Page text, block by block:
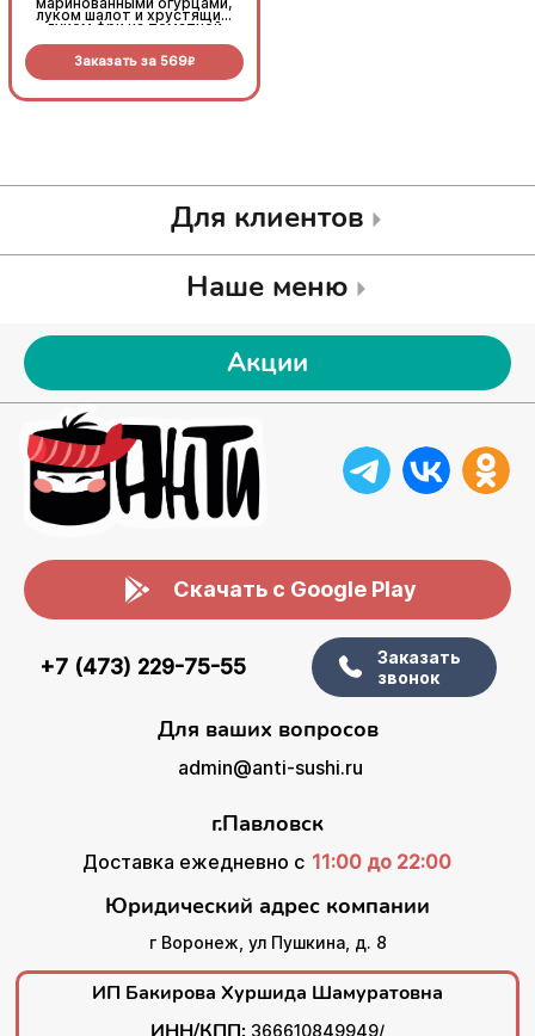
луком шалот и хрустящим
луком фри на томатной
Заказать за 569R
Для клиентов
Наше меню
Акции
Скачать с Google Play
+7 (473) 229-75-55
Заказать
звонок
Для ваших вопросов
admin@anti-sushi.ru
г.Павловск
Доставка ежедневно с 11:00 до 22:00
Юридический адрес компании
г Воронеж, ул Пушкина, д. 8
ИП Бакирова Хуршида Шамуратовна
366610849949/